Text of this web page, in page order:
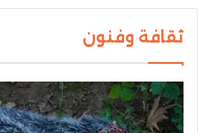
ثقافة وفنون